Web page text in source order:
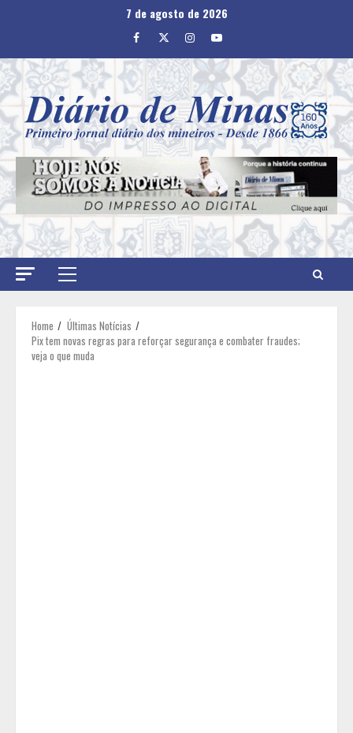
7 de agosto de 2026
Facebook
TwitterInstagram
Youtube
Primary
Home
Últimas Notícias
Pix tem novas regras para reforçar segurança e combater fraudes;
veja o que muda